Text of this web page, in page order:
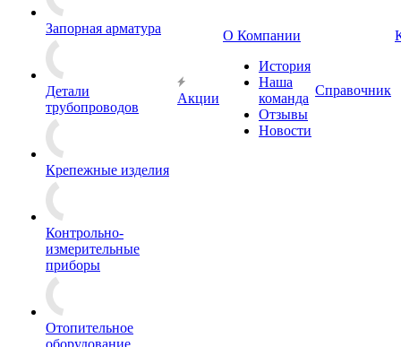
Запорная арматура
Детали
трубопроводов
Крепежные изделия
Контрольно-
измерительные
приборы
Отопительное
Акции
О Компании
История
Наша
команда
Отзывы
Новости
Справочник